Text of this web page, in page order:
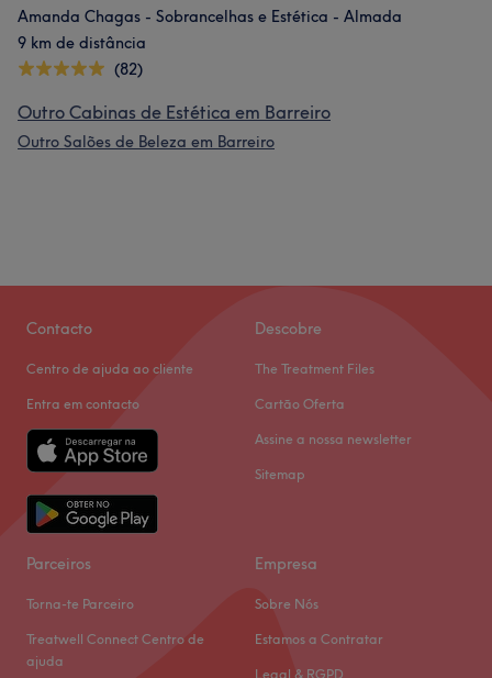
Amanda Chagas - Sobrancelhas e Estética - Almada
9 km de distância
(82)
Outro Cabinas de Estética em Barreiro
Outro Salões de Beleza em Barreiro
Contacto
Centro de ajuda ao cliente
Entra em contacto
Descobre
The Treatment Files
Cartão Oferta
Assine a nossa newsletter
Sitemap
Parceiros
Torna-te Parceiro
Treatwell Connect Centro de
ajuda
Empresa
Sobre Nós
Estamos a Contratar
Legal & RGPD